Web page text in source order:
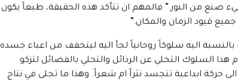
صنع من النور.” فالمهم ان تتأكد هذه الحقيقة، طبعاً يكون
قيود الزمان والمكان.”
اليه سلوكاً روحانياً لجأ اليه ليتخفف من اعباء جسده
السلوك التخلي عن الرذائل والتحلي بالفضائل لتزكو
ابداعية تتجسد نثراً ام شعراً. وهذا ما تجلى في نتاج